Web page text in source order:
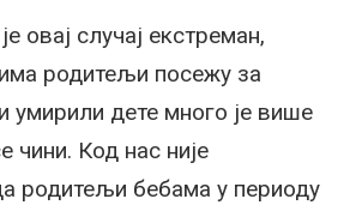
овај случај екстреман,
родитељи посежу за
умирили дете много је више
чини. Код нас није
родитељи бебама у периоду